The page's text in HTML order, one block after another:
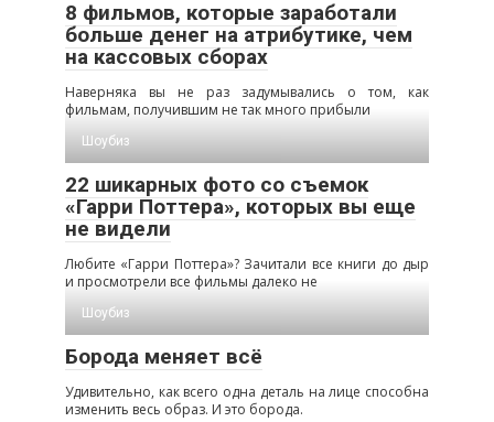
8 фильмов, которые заработали
больше денег на атрибутике, чем
на кассовых сборах
Наверняка вы не раз задумывались о том, как
фильмам, получившим не так много прибыли
Шоубиз
22 шикарных фото со съемок
«Гарри Поттера», которых вы еще
не видели
Любите «Гарри Поттера»? Зачитали все книги до дыр
и просмотрели все фильмы далеко не
Шоубиз
Борода меняет всё
Удивительно, как всего одна деталь на лице способна
изменить весь образ. И это борода.